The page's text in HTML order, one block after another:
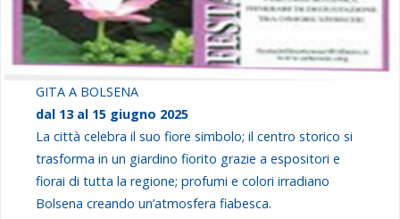
GITA A BOLSENA
dal 13 al 15 giugno 2025
La città celebra il suo fiore simbolo; il centro storico si
trasforma in un giardino fiorito grazie a espositori e
fiorai di tutta la regione; profumi e colori irradiano
Bolsena creando un’atmosfera fiabesca.